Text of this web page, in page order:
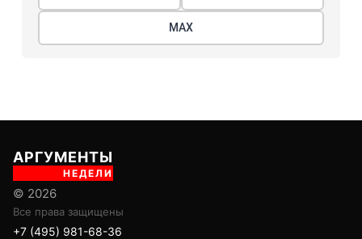
МАХ
АРГУМЕНТЫ
НЕДЕЛИ
© 2026
Все права защищены
+7 (495) 981-68-36